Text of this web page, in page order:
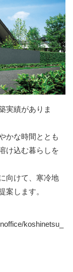
実績がありま
かな時間ととも
け込む暮らしを
向けて、寒冷地
案します。
koshinetsu_